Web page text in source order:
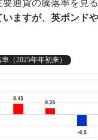
通貨の騰落率を見る
いますが、英ポンド
（2025年年初来）